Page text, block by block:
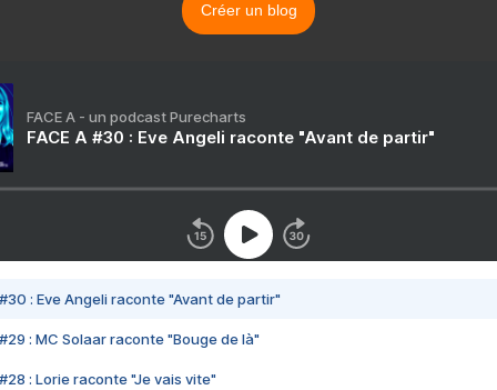
Créer un blog
FACE A - un podcast Purecharts
FACE A #30 : Eve Angeli raconte "Avant de partir"
#30 : Eve Angeli raconte "Avant de partir"
#29 : MC Solaar raconte "Bouge de là"
#28 : Lorie raconte "Je vais vite"